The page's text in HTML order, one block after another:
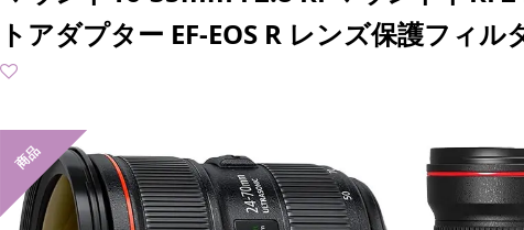
トアダプター EF-EOS R レンズ保護フィル
商品